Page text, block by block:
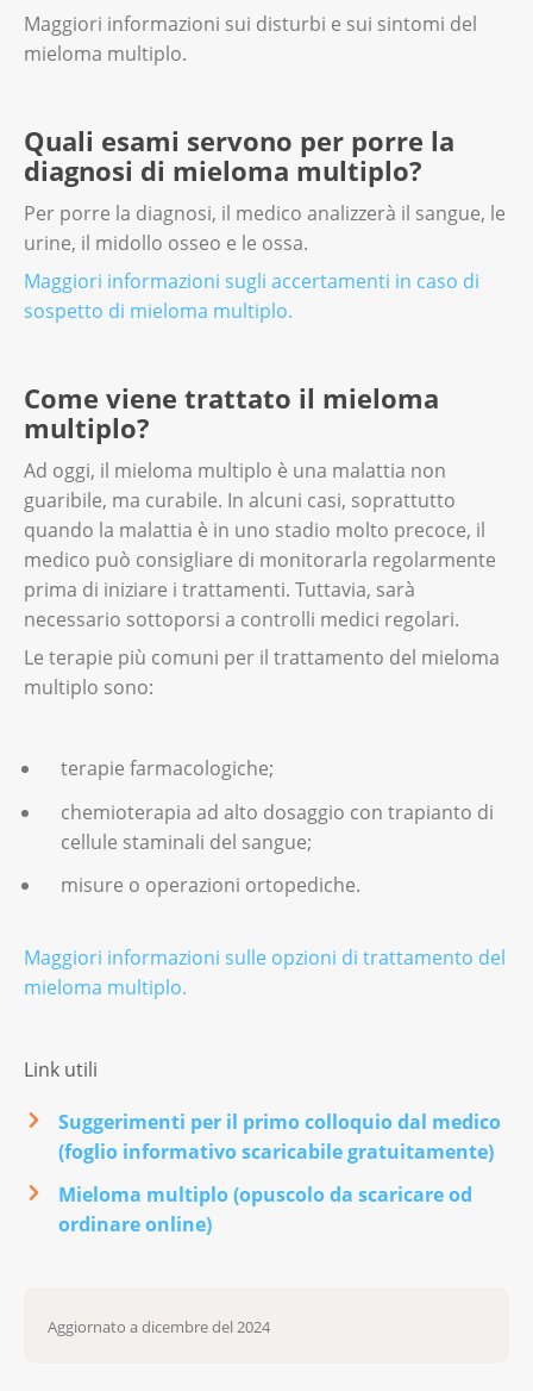
Maggiori informazioni sui disturbi e sui sintomi del
mieloma multiplo.
Quali esami servono per porre la
diagnosi di mieloma multiplo?
Per porre la diagnosi, il medico analizzerà il sangue, le
urine, il midollo osseo e le ossa.
Maggiori informazioni sugli accertamenti in caso di
sospetto di mieloma multiplo.
Come viene trattato il mieloma
multiplo?
Ad oggi, il mieloma multiplo è una malattia non
guaribile, ma curabile. In alcuni casi, soprattutto
quando la malattia è in uno stadio molto precoce, il
medico può consigliare di monitorarla regolarmente
prima di iniziare i trattamenti. Tuttavia, sarà
necessario sottoporsi a controlli medici regolari.
Le terapie più comuni per il trattamento del mieloma
multiplo sono:
terapie farmacologiche;
chemioterapia ad alto dosaggio con trapianto di
cellule staminali del sangue;
misure o operazioni ortopediche.
Maggiori informazioni sulle opzioni di trattamento del
mieloma multiplo.
Link utili
Suggerimenti per il primo colloquio dal medico
(foglio informativo scaricabile gratuitamente)
Mieloma multiplo (opuscolo da scaricare od
ordinare online)
Aggiornato a dicembre del 2024